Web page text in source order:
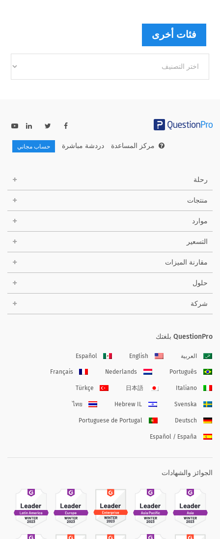
فئات أخرى
أخرى
مركز المساعدة دردشة مباشرة حساب مجاني
رحلة
منتجات
موارد
التسعير
مقارنة الميزات
حلول
شركة
QuestionPro بلغتك
العربية English
Español
Português
Nederlands
Français
Italiano
日本語
Türkçe
Svenska
Hebrew IL
ไทย
Deutsch
Portuguese de Portugal
Español / España
الجوائز والشهادات